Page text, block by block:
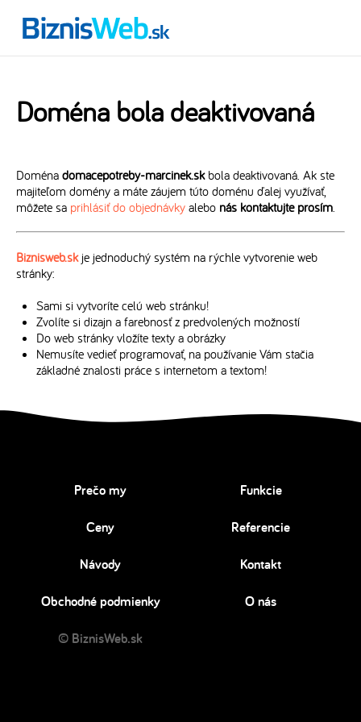
Doména bola deaktivovaná
Doména domacepotreby-marcinek.skbola deaktivovaná. Ak ste
majiteľom domény a máte záujem túto doménu ďalej využívať,
môžete sa prihlásiť do objednávky alebo nás kontaktujte prosím.
Biznisweb.skje jednoduchý systém na rýchle vytvorenie web
stránky:
Sami si vytvoríte celú web stránku!
Zvolíte si dizajn a farebnosť z predvolených možností
Do web stránky vložíte texty a obrázky
Nemusíte vedieť programovať, na používanie Vám stačia
základné znalosti práce s internetom a textom!
Prečo my Funkcie
Ceny Referencie
Návody Kontakt
Obchodné podmienky O nás
© BiznisWeb.sk